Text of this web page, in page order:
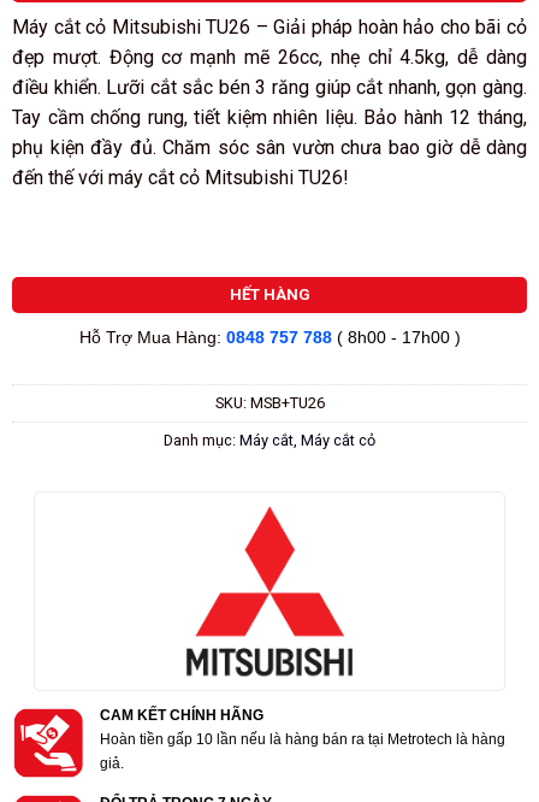
sao
Máy cắt cỏ Mitsubishi TU26 – Giải pháp hoàn hảo cho bãi cỏ
đẹp mượt. Động cơ mạnh mẽ 26cc, nhẹ chỉ 4.5kg, dễ dàng
điều khiển. Lưỡi cắt sắc bén 3 răng giúp cắt nhanh, gọn gàng.
Tay cầm chống rung, tiết kiệm nhiên liệu. Bảo hành 12 tháng,
phụ kiện đầy đủ. Chăm sóc sân vườn chưa bao giờ dễ dàng
đến thế với máy cắt cỏ Mitsubishi TU26!
HẾT HÀNG
Hỗ Trợ Mua Hàng: 0848 757 788 ( 8h00 - 17h00 )
SKU: MSB+TU26
Danh mục: Máy cắt Máy cắt cỏ
CAM KẾT CHÍNH HÃNG
Hoàn tiền gấp 10 lần nếu là hàng bán ra tại Metrotech là hàng
giả.